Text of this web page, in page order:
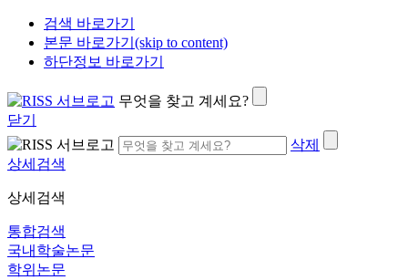
검색 바로가기
본문 바로가기(skip to content)
하단정보 바로가기
무엇을 찾고 계세요?
닫기
삭제
상세검색
상세검색
통합검색
국내학술논문
학위논문